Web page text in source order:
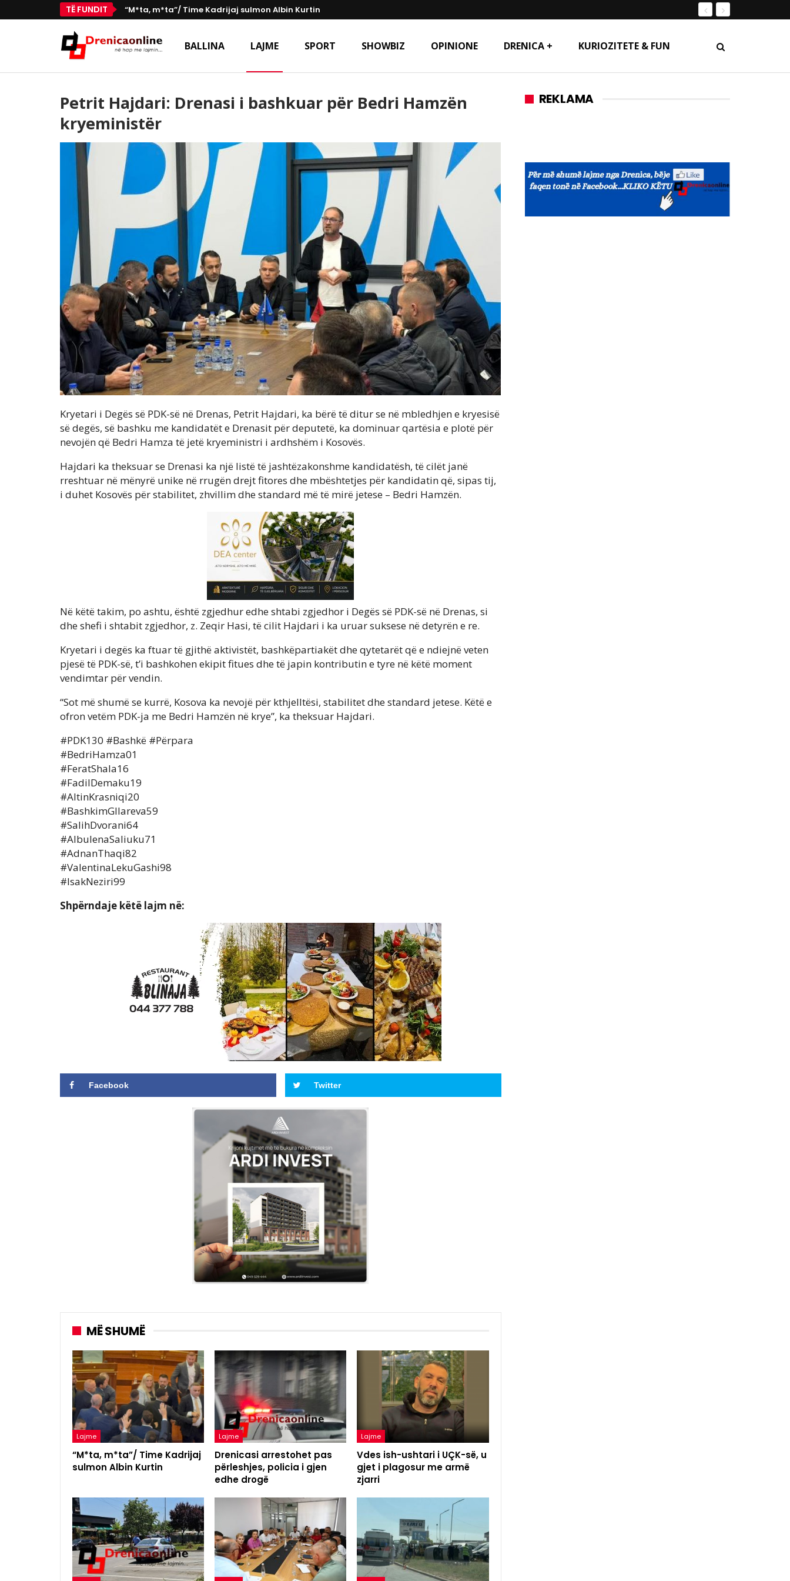
TË FUNDIT “M*ta, m*ta”/ Time Kadrijaj sulmon Albin Kurtin
BALLINA LAJME SPORT SHOWBIZ OPINIONE DRENICA + KURIOZITETE & FUN
Petrit Hajdari: Drenasi i bashkuar për Bedri Hamzën
kryeministër
Kryetari i Degës së PDK-së në Drenas, Petrit Hajdari, ka bërë të ditur se në mbledhjen e kryesisë
së degës, së bashku me kandidatët e Drenasit për deputetë, ka dominuar qartësia e plotë për
nevojën që Bedri Hamza të jetë kryeministri i ardhshëm i Kosovës.
Hajdari ka theksuar se Drenasi ka një listë të jashtëzakonshme kandidatësh, të cilët janë
rreshtuar në mënyrë unike në rrugën drejt fitores dhe mbështetjes për kandidatin që, sipas tij,
i duhet Kosovës për stabilitet, zhvillim dhe standard më të mirë jetese – Bedri Hamzën.
Në këtë takim, po ashtu, është zgjedhur edhe shtabi zgjedhor i Degës së PDK-së në Drenas, si
dhe shefi i shtabit zgjedhor, z. Zeqir Hasi, të cilit Hajdari i ka uruar suksese në detyrën e re.
Kryetari i degës ka ftuar të gjithë aktivistët, bashkëpartiakët dhe qytetarët që e ndiejnë veten
pjesë të PDK-së, t’i bashkohen ekipit fitues dhe të japin kontributin e tyre në këtë moment
vendimtar për vendin.
“Sot më shumë se kurrë, Kosova ka nevojë për kthjelltësi, stabilitet dhe standard jetese. Këtë e
ofron vetëm PDK-ja me Bedri Hamzën në krye”, ka theksuar Hajdari.
#PDK130 #Bashkë #Përpara
#BedriHamza01
#FeratShala16
#FadilDemaku19
#AltinKrasniqi20
#BashkimGllareva59
#SalihDvorani64
#AlbulenaSaliuku71
#AdnanThaqi82
#ValentinaLekuGashi98
#IsakNeziri99
Shpërndaje këtë lajm në:
Facebook Twitter
MË SHUMË
Lajme
“M*ta, m*ta”/ Time Kadrijaj
sulmon Albin Kurtin
Lajme
Drenicasi arrestohet pas
përleshjes, policia i gjen
edhe drogë
Lajme
Vdes ish-ushtari i UÇK-së, u
gjet i plagosur me armë
zjarri
REKLAMA